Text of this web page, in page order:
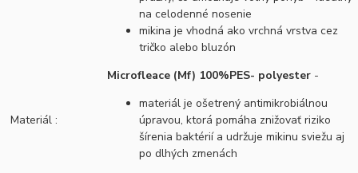
na celodenné nosenie
mikina je vhodná ako vrchná vrstva cez
tričko alebo bluzón
Materiál :
Microfleace (Mf) 100%PES- polyester -
materiál je ošetrený antimikrobiálnou
úpravou, ktorá pomáha znižovať riziko
šírenia baktérií a udržuje mikinu sviežu aj
po dlhých zmenách